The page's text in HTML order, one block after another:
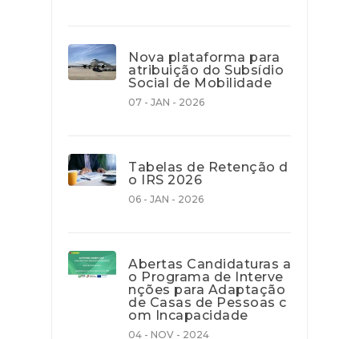
Nova plataforma para
atribuição do Subsídio
Social de Mobilidade
07 - JAN - 2026
Tabelas de Retenção d
o IRS 2026
06 - JAN - 2026
Abertas Candidaturas a
o Programa de Interve
nções para Adaptação
de Casas de Pessoas c
om Incapacidade
04 - NOV - 2024